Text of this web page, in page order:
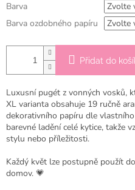
Barva
Barva ozdobného papíru
Přidat do
Luxusní pugét z vonných vosků,
XL varianta obsahuje 19 ručně
dekorativního papíru dle
barevné ladění celé kytice, takže
stylu nebo příležitosti.
Každý květ lze postupně použít
domov. 💗